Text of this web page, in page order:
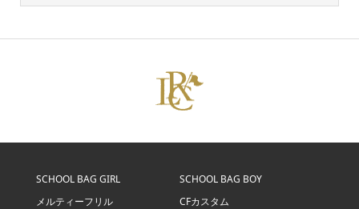
SCHOOL BAG GIRL
メルティーフリル
SCHOOL BAG BOY
CFカスタム